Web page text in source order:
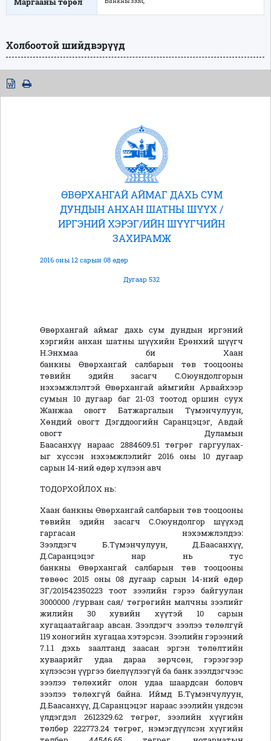
Холбоотой шийдвэрүүд
ӨВӨРХАНГАЙ АЙМАГ ДАХЬ СУМ
ДУНДЫН АНХАН ШАТНЫ ШҮҮХ /
ИРГЭНИЙ ХЭРЭГ/ИЙН ШҮҮГЧИЙН
ЗАХИРАМЖ
2016 оны 12 сарын 08 өдөр
Дугаар 532
Өвөрхангай аймаг дахь сум дундын иргэний
хэргийн анхан шатны шүүхийн Ерөнхий шүүгч
Н.Энхмаа би Хаан
банкны Өвөрхангай салбарын төв тооцооны
төвийн эдийн засагч С.Оюундолгорын
нэхэмжлэлтэй Өвөрхангай аймгийн Арвайхээр
сумын 10 дугаар баг 21-03 тоотод оршин суух
Жанжаа овогт Батжаргалын Түмэнчулуун,
Хөндий овогт Дэгддоогийн Саранцэцэг, Авдай
овогт Дуламын
Баасанхүү нараас 2884609.51 төгрөг гаргуулах-
ыг хүссэн нэхэмжлэлийг 2016 оны 10 дугаар
сарын 14-ний өдөр хүлээн авч
ТОДОРХОЙЛОХ нь:
Хаан банкны Өвөрхангай салбарын төв тооцооны
төвийн эдийн засагч С.Оюундолгор шүүхэд
гаргасан нэхэмжлэлдээ:
Зээлдэгч Б.Түмэнчулуун, Д.Баасанхүү,
Д.Саранцэцэг нар нь тус
банкны Өвөрхангай салбарын төв тооцооны
төвөөс 2015 оны 08 дугаар сарын 14-ний өдөр
ЗГ/201542350223 тоот зээлийн гэрээ байгуулан
3000000 /гурван сая/ төгрөгийн малчны зээлийг
жилийн 30 хувийн хүүтэй 10 сарын
хугацаатайгаар авсан. Зээлдэгч зээлээ төлөлгүй
119 хоногийн хугацаа хэтэрсэн. Зээлийн гэрээний
7.1.1 дэхь заалтанд заасан эргэн төлөлтийн
хуваарийг удаа дараа зөрчсөн, гэрээгээр
хүлээсэн үүргээ биелүүлээгүй ба банк зээлдэгчээс
зээлээ төлөхийг олон удаа шаардсан боловч
зээлээ төлөхгүй байна. Иймд Б.Түмэнчулуун,
Д.Баасанхүү, Д.Саранцэцэг нараас зээлийн үндсэн
үлдэгдэл 2612329.62 төгрөг, зээлийн хүүгийн
төлбөр 222773.24 төгрөг, нэмэгдүүлсэн хүүгийн